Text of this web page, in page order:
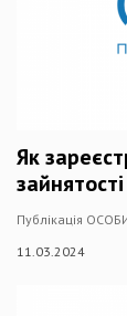
Як
Публікація
11.03.2024